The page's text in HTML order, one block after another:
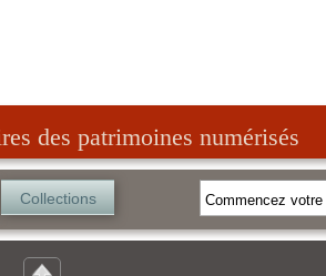
des patrimoines numérisés
Collections